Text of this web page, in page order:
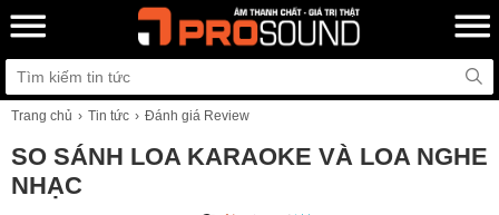
Trang chủ Tin tức Đánh giá Review
SO SÁNH LOA KARAOKE VÀ LOA NGHE
NHẠC